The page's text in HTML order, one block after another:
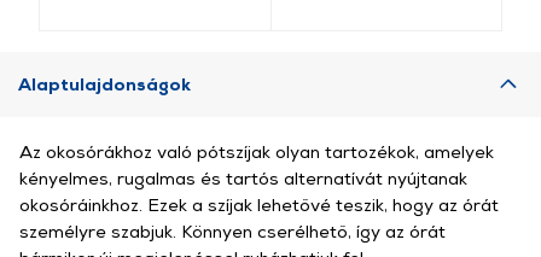
Alaptulajdonságok
Az okosórákhoz való pótszíjak olyan tartozékok, amelyek
kényelmes, rugalmas és tartós alternatívát nyújtanak
okosóráinkhoz. Ezek a szíjak lehetővé teszik, hogy az órát
személyre szabjuk. Könnyen cserélhető, így az órát